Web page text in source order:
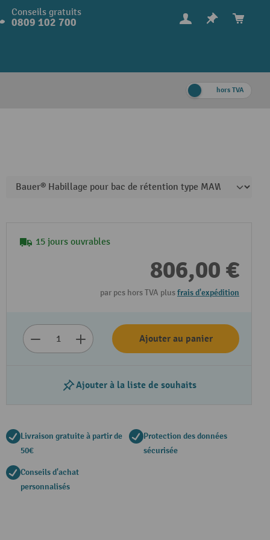
Conseils gratuits
0809 102 700
hors TVA
15 jours ouvrables
806,00 €
par pcs hors TVA plusfrais d'expédition
Ajouter au panier
Ajouter à la liste de souhaits
Livraison gratuite à partir de
50€
Protection des données
sécurisée
Conseils d'achat
personnalisés